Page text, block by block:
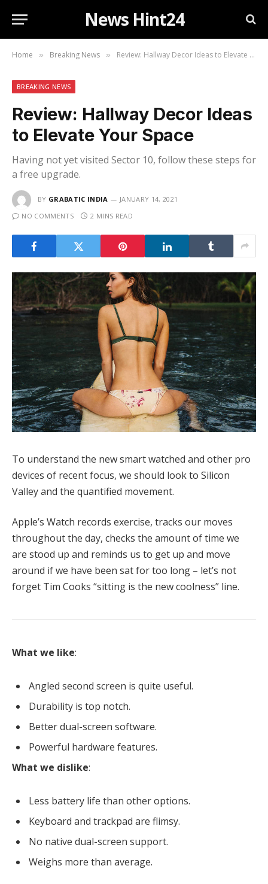
News Hint24
Home » Breaking News » Review: Hallway Decor Ideas to Elevate Your Space
BREAKING NEWS
Review: Hallway Decor Ideas
to Elevate Your Space
Having not yet visited Sector 10, follow these steps for
a free upgrade.
BY GRABATIC INDIA
JANUARY 14, 2021
NO COMMENTS
2 MINS READ
To understand the new smart watched and other pro
devices of recent focus, we should look to Silicon
Valley and the quantified movement.
Apple’s Watch records exercise, tracks our moves
throughout the day, checks the amount of time we
are stood up and reminds us to get up and move
around if we have been sat for too long – let’s not
forget Tim Cooks “sitting is the new coolness” line.
What we like:
Angled second screen is quite useful.
Durability is top notch.
Better dual-screen software.
Powerful hardware features.
What we dislike:
Less battery life than other options.
Keyboard and trackpad are flimsy.
No native dual-screen support.
Weighs more than average.